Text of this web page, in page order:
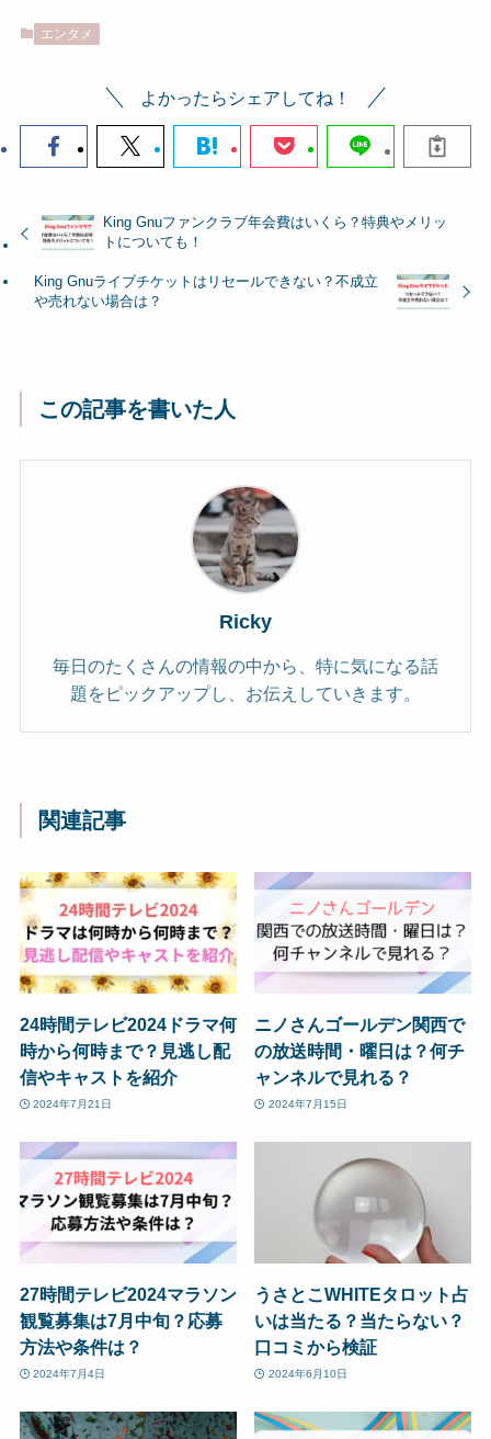
エンタメ
よかったらシェアしてね！
King Gnuファンクラブ年会費はいくら？特典やメリッ
トについても！
King Gnuライブチケットはリセールできない？不成立
や売れない場合は？
この記事を書いた人
Ricky
毎日のたくさんの情報の中から、特に気になる話
題をピックアップし、お伝えしていきます。
関連記事
24時間テレビ2024ドラマ何
時から何時まで？見逃し配
信やキャストを紹介
2024年7月21日
ニノさんゴールデン関西で
の放送時間・曜日は？何チ
ャンネルで見れる？
2024年7月15日
27時間テレビ2024マラソン
観覧募集は7月中旬？応募
方法や条件は？
2024年7月4日
うさとこWHITEタロット占
いは当たる？当たらない？
口コミから検証
2024年6月10日